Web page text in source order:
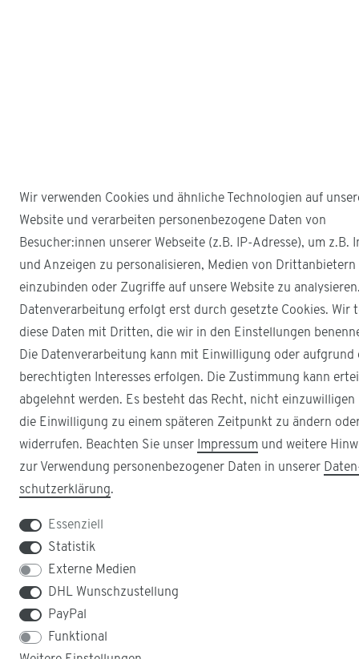
Wir verwenden Cookies und ähnliche Technologien auf
Website und verarbeiten personenbezogene Daten von
Besucher:innen unserer Webseite (z.B. IP-Adresse), um z.B.
und Anzeigen zu personalisieren, Medien von Drittanbietern
einzubinden oder Zugriffe auf unsere Website zu
Datenverarbeitung erfolgt erst durch gesetzte Cookies. Wir
diese Daten mit Dritten, die wir in den Einstellungen
Die Datenverarbeitung kann mit Einwilligung oder aufgrund
berechtigten Interesses erfolgen. Die Zustimmung kann
abgelehnt werden. Es besteht das Recht, nicht einzuwilligen
die Einwilligung zu einem späteren Zeitpunkt zu ändern
widerrufen. Beachten Sie unser Impressum und weitere
zur Verwendung personenbezogener Daten in unserer
schutz­erklärung.
Essenziell
Statistik
Externe Medien
DHL Wunschzustellung
PayPal
Funktional